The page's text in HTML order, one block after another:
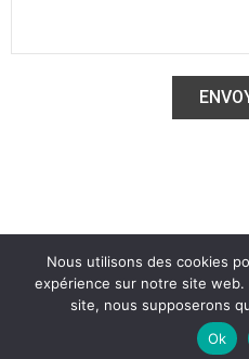
© 2025 Bois-Bohème | CGV|
Nous utilisons des cookies
expérience sur notre site
site, nous supposerons
Ok